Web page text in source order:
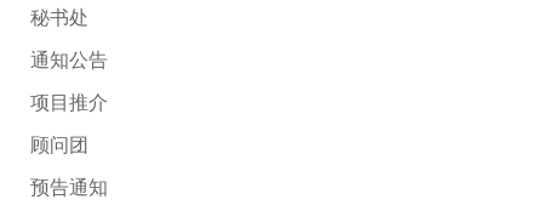
秘书处
通知公告
项目推介
顾问团
预告通知